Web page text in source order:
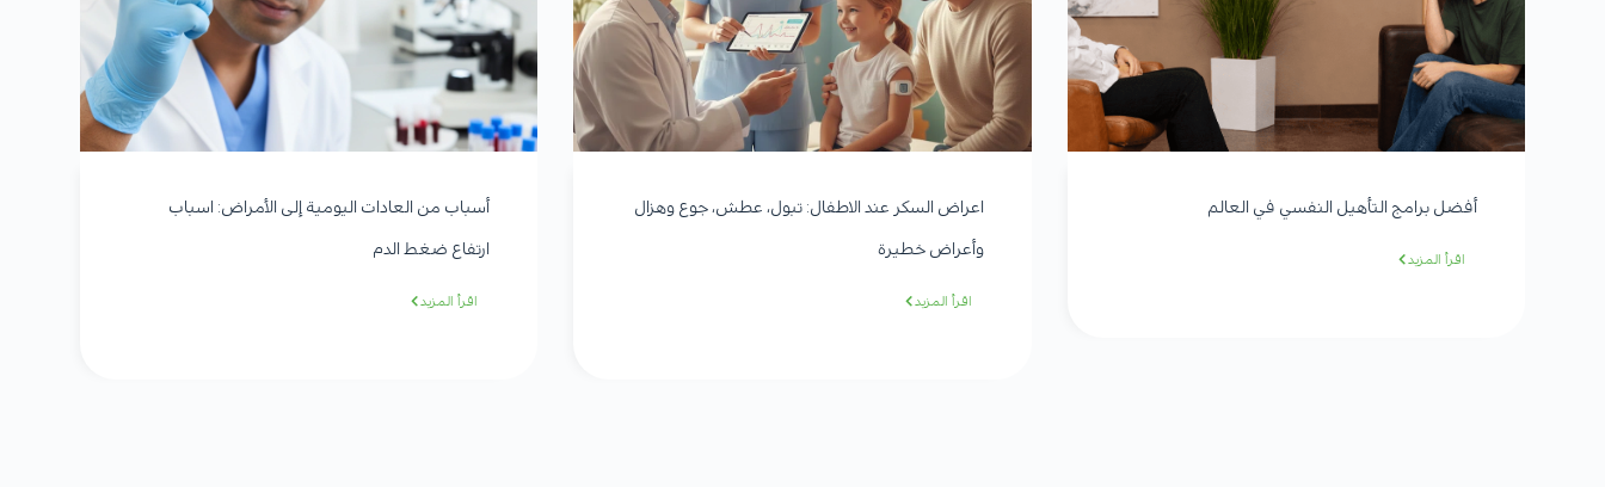
أفضل برامج التأهيل النفسي في العالم
اقرأ المزيد
اعراض السكر عند الاطفال: تبول، عطش، جوع وهزال
وأعراض خطيرة
اقرأ المزيد
أسباب من العادات اليومية إلى الأمراض: اسباب
ارتفاع ضغط الدم
اقرأ المزيد